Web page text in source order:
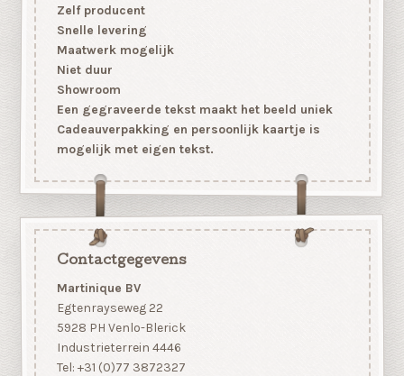
Zelf producent
Snelle levering
Maatwerk mogelijk
Niet duur
Showroom
Een gegraveerde tekst maakt het beeld uniek
Cadeauverpakking en persoonlijk kaartje is
mogelijk met eigen tekst.
Contactgegevens
Martinique BV
Egtenrayseweg 22
5928 PH Venlo-Blerick
Industrieterrein 4446
Tel: +31 (0)77 3872327